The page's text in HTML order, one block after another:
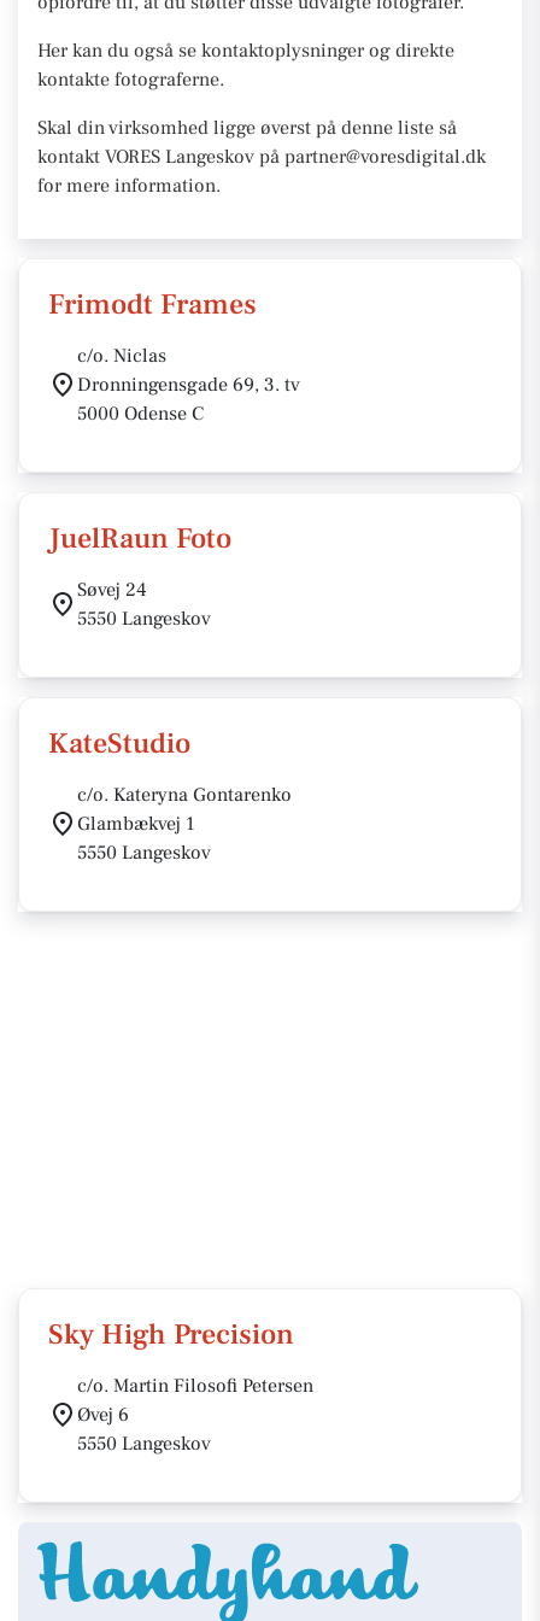
Her kan du også se kontaktoplysninger og direkte
kontakte fotograferne.
Skal din virksomhed ligge øverst på denne liste så
kontakt VORES Langeskov på partner@voresdigital.dk
for mere information.
Frimodt Frames
c/o. Niclas
Dronningensgade 69, 3. tv
5000 Odense C
JuelRaun Foto
Søvej 24
5550 Langeskov
KateStudio
c/o. Kateryna Gontarenko
Glambækvej 1
5550 Langeskov
Sky High Precision
c/o. Martin Filosofi Petersen
Øvej 6
5550 Langeskov